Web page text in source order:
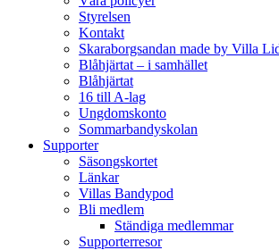
Styrelsen
Kontakt
Skaraborgsandan made by Villa
Blåhjärtat – i samhället
Blåhjärtat
16 till A-lag
Ungdomskonto
Sommarbandyskolan
Supporter
Säsongskortet
Länkar
Villas Bandypod
Bli medlem
Ständiga medlemmar
Supporterresor